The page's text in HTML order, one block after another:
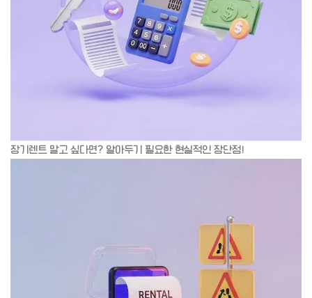
장기렌트 말고 싶다면? 알아두기 필요한 현실적인 장단점!